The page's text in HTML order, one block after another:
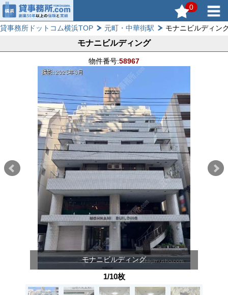
0
貸事務所ドットコム横浜TOP 元町・中華街駅 モナニビルディン
モナニビルディング
物件番号:58967
モナニビルディング
1/10枚